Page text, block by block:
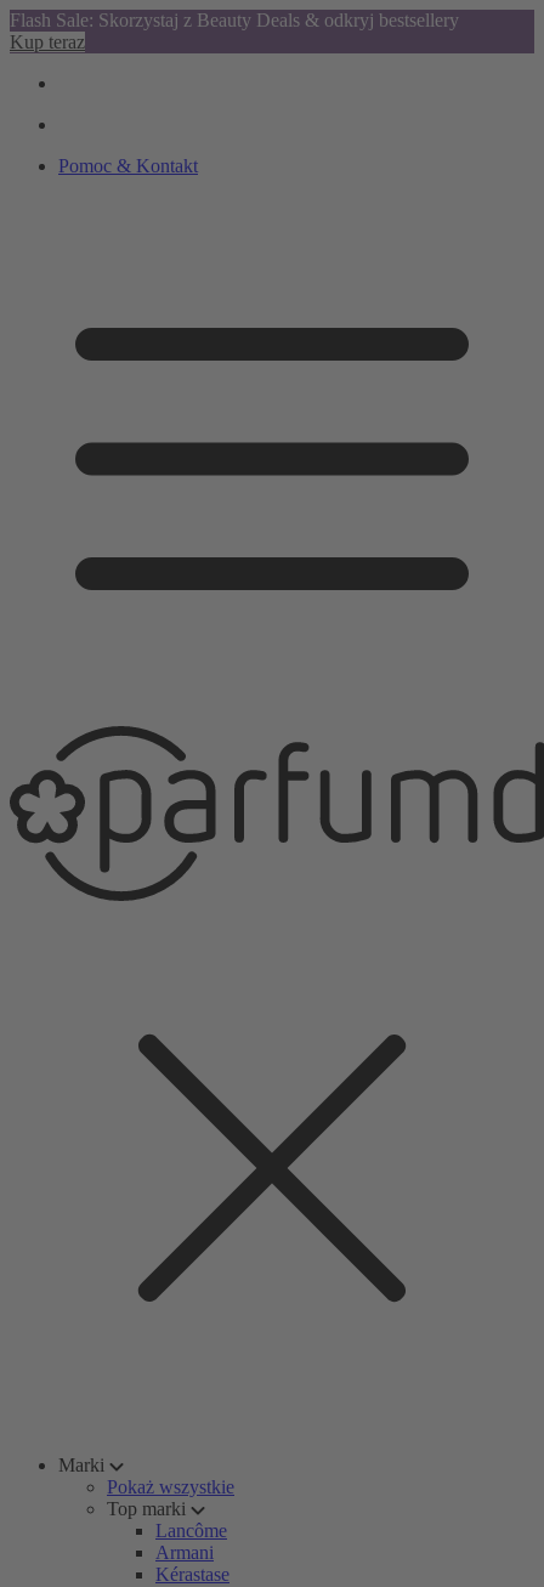
Flash Sale: Skorzystaj z Beauty Deals & odkryj bestsellery
Kup teraz
Pomoc & Kontakt
Marki
Pokaż wszystkie
Top marki
Lancôme
Armani
Kérastase